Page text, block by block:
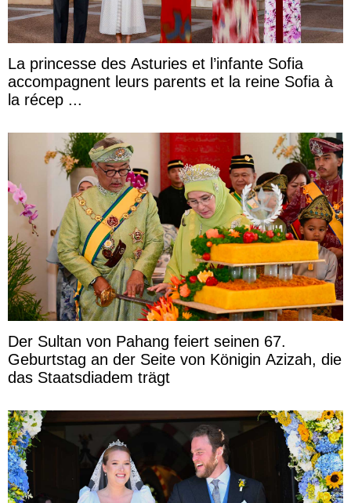
La princesse des Asturies et l’infante Sofia
accompagnent leurs parents et la reine Sofia à
la récep ...
Der Sultan von Pahang feiert seinen 67.
Geburtstag an der Seite von Königin Azizah, die
das Staatsdiadem trägt